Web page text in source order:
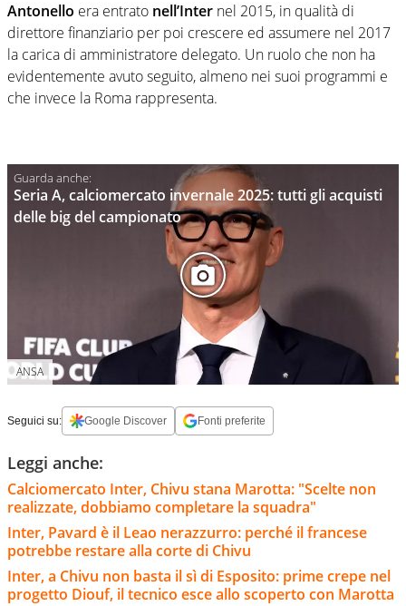
Antonello era entrato nell’Inter nel 2015, in qualità di
direttore finanziario per poi crescere ed assumere nel 2017
la carica di amministratore delegato. Un ruolo che non ha
evidentemente avuto seguito, almeno nei suoi programmi e
che invece la Roma rappresenta.
Seria A, calciomercato invernale 2025: tutti gli acquisti
delle big del campionato
ANSA
Seguici su: Google Discover Fonti preferite
Leggi anche:
Calciomercato Inter, Chivu stana Marotta: "Scelte non
realizzate, dobbiamo completare la squadra"
Inter, Pavard è il Leao nerazzurro: perché il francese
potrebbe restare alla corte di Chivu
Inter, a Chivu non basta il sì di Esposito: prime crepe nel
progetto Diouf, il tecnico esce allo scoperto con Marotta